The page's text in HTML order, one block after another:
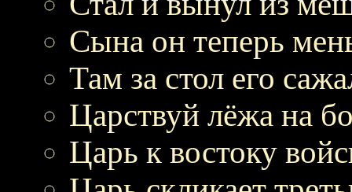
Сына он теперь
Там за стол его
Царствуй лёжа на
Царь к востоку